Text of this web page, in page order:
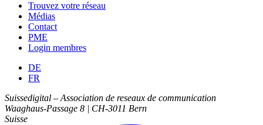
Trouvez votre réseau
Médias
Contact
PME
Login membres
DE
FR
Suissedigital – Association de reseaux de communication
Waaghaus-Passage 8 | CH-3011 Bern
Suisse